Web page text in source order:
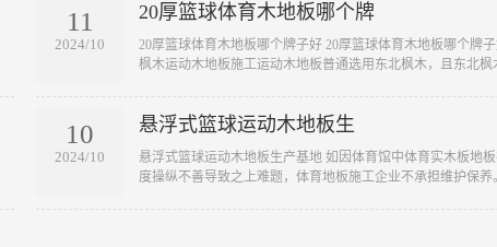
11
2024/10
20厚篮球体育木地板哪个牌
​20厚篮球体育木地板哪个牌子好 20厚篮球体育木地板哪个牌
枫木运动木地板施工运动木地板普通选用东北枫木，且东北枫
10
2024/10
悬浮式篮球运动木地板生
悬浮式篮球运动木地板生产基地 如因体育馆中体育实木板地
度操纵不善导致之上难题，体育地板施工企业不承担维护保养